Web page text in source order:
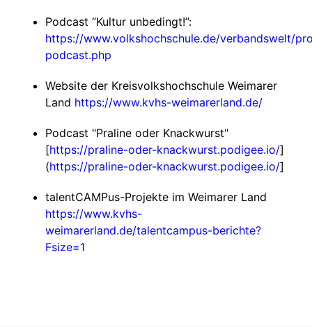
Podcast “Kultur unbedingt!”:
https://www.volkshochschule.de/verbandswelt/
podcast.php
Website der Kreisvolkshochschule Weimarer
Land https://www.kvhs-weimarerland.de/
Podcast "Praline oder Knackwurst"
[https://praline-oder-knackwurst.podigee.io/]
(https://praline-oder-knackwurst.podigee.io/]
talentCAMPus-Projekte im Weimarer Land
https://www.kvhs-
weimarerland.de/talentcampus-berichte?
Fsize=1